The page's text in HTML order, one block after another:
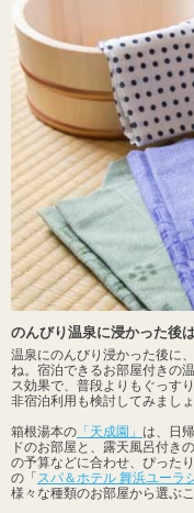
のんびり温泉に浸かった後
温泉にのんびり浸かった後に
ね。宿泊できるお部屋付きの
ス効果で、普段よりもぐっす
非宿泊利用も検討してみましょ
箱根湯本の 「天成園」 は、日
ドのお部屋と、露天風呂付き
の予算などに合わせ、ぴった
の「 スパ＆ホテル 舞浜ユーラ
様々な種類のお部屋から選ぶ